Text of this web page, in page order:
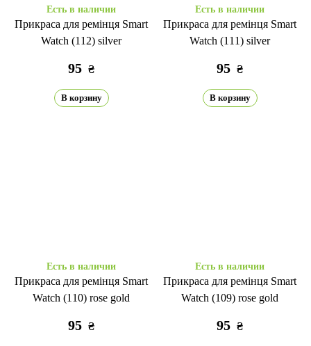
Есть в наличии
Прикраса для ремінця Smart
Watch (112) silver
95 ₴
В корзину
Есть в наличии
Прикраса для ремінця Smart
Watch (111) silver
95 ₴
В корзину
Есть в наличии
Прикраса для ремінця Smart
Watch (110) rose gold
95 ₴
Есть в наличии
Прикраса для ремінця Smart
Watch (109) rose gold
95 ₴